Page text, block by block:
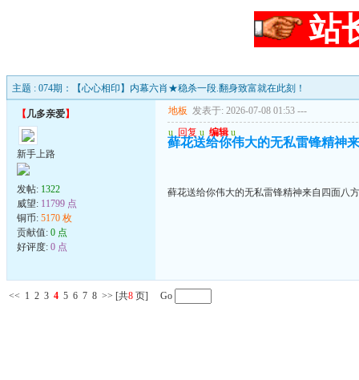
站
主题 : 074期：【心心相印】内幕六肖★稳杀一段.翻身致富就在此刻！
【几多亲爱】
新手上路
发帖: 1322
威望: 11799 点
铜币: 5170 枚
贡献值: 0 点
好评度: 0 点
地板 发表于: 2026-07-08 01:53 ---
u 回复 u 编辑 u
藓花送给你伟大的无私雷锋精神
藓花送给你伟大的无私雷锋精神来自四面八
<< 1 2 3 4 5 6 7 8 >> [共8 页] Go